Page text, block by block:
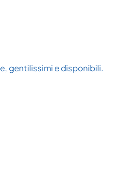
gentilissimi e disponibili.